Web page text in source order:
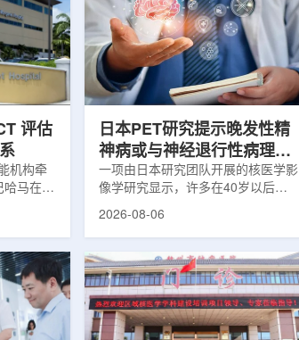
评估
机构牵
哈马在加
步提升
哈马拿骚
界卫生组
研究机
日本PET研究提示晚发性精
神病或与神经退行性病理相
关
一项由日本研究团队开展的核医学影
像学研究显示，许多在40岁以后首
次出现幻觉、妄想等精神病性症状的
常沉积。研究纳入37名晚发性精神
病患者和47名年龄匹配的健康对照
者。研究人员采用淀粉样蛋白PET示
踪剂^11C-PiB，以及tau蛋白PET示
踪剂^18F-florzolotau，对受试者大
2026-08-06